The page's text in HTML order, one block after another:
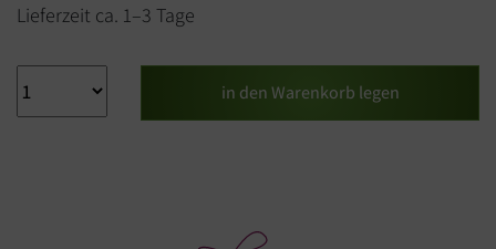
Lieferzeit ca. 1–3 Tage
in den Warenkorb legen